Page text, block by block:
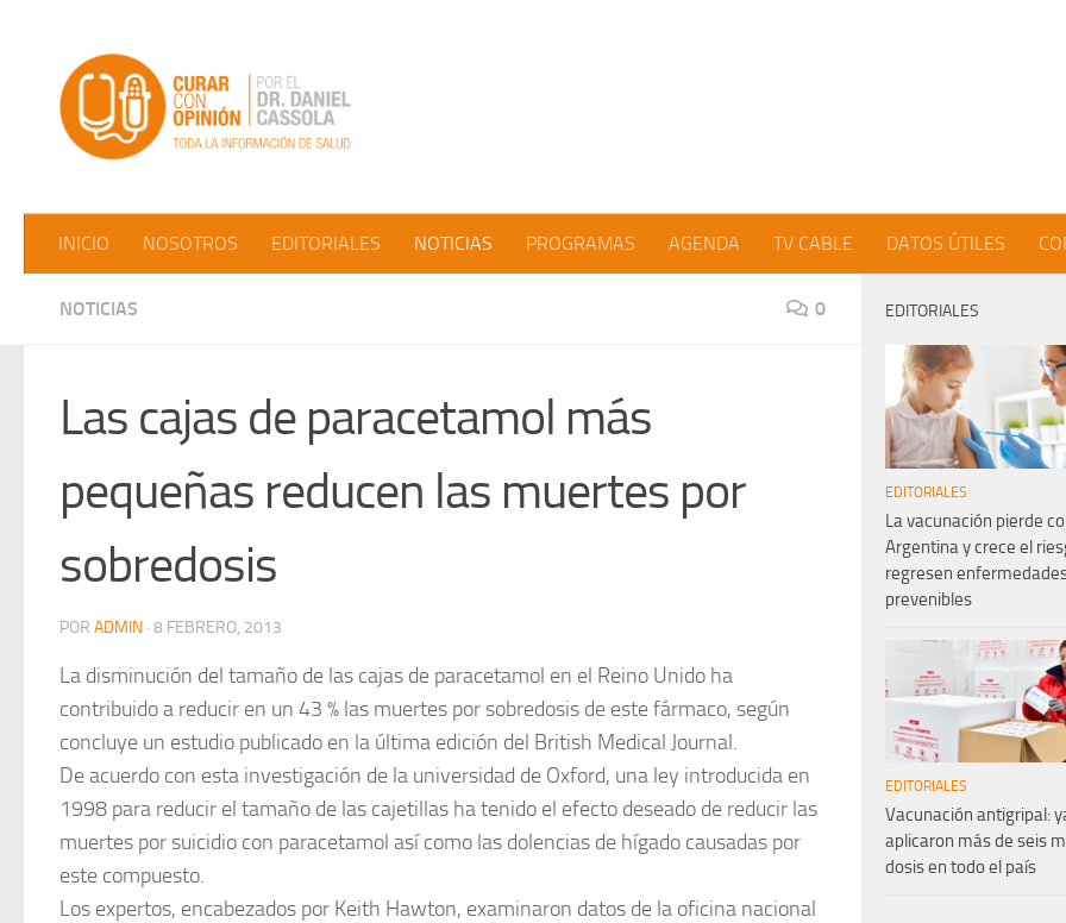
INICIO NOSOTROS EDITORIALES NOTICIAS PROGRAMAS AGENDA TV CABLE DATOS ÚTILES
NOTICIAS 0
Las cajas de paracetamol más
pequeñas reducen las muertes por
sobredosis
POR ADMIN · 8 FEBRERO, 2013
La disminución del tamaño de las cajas de paracetamol en el Reino Unido ha
contribuido a reducir en un 43 % las muertes por sobredosis de este fármaco, según
concluye un estudio publicado en la última edición del British Medical Journal.
De acuerdo con esta investigación de la universidad de Oxford, una ley introducida en
1998 para reducir el tamaño de las cajetillas ha tenido el efecto deseado de reducir las
muertes por suicidio con paracetamol así como las dolencias de hígado causadas por
este compuesto.
Los expertos, encabezados por Keith Hawton, examinaron datos de la oficina nacional
EDITORIALES
EDITORIALES
La vacunación pierde
Argentina y crece el
regresen
prevenibles
EDITORIALES
Vacunación antigripal:
aplicaron más de seis
dosis en todo el país